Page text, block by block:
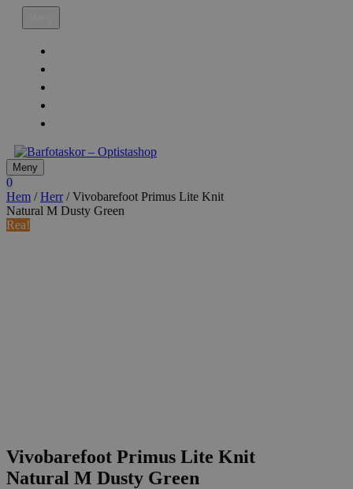
Hoppa
Meny
0
Hem /Herr/ Vivobarefoot Primus Lite Knit
Natural M Dusty Green
Rea!
Vivobarefoot Primus Lite Knit
Natural M Dusty Green